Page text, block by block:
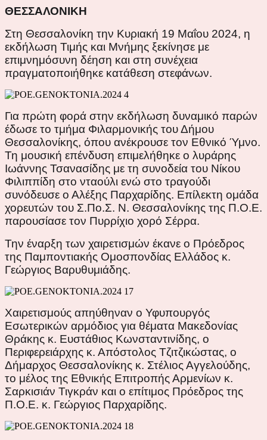
ΘΕΣΣΑΛΟΝΙΚΗ
Στη Θεσσαλονίκη την Κυριακή 19 Μαΐου 2024, η
εκδήλωση Τιμής και Μνήμης ξεκίνησε με
επιμνημόσυνη δέηση και στη συνέχεια
πραγματοποιήθηκε κατάθεση στεφάνων.
Για πρώτη φορά στην εκδήλωση δυναμικό παρών
έδωσε το τμήμα Φιλαρμονικής του Δήμου
Θεσσαλονίκης, όπου ανέκρουσε τον Εθνικό Ύμνο.
Τη μουσική επένδυση επιμελήθηκε ο λυράρης
Ιωάννης Τσανασίδης με τη συνοδεία του Νίκου
Φιλιππίδη στο νταούλι ενώ στο τραγούδι
συνόδευσε ο Αλέξης Παρχαρίδης. Επίλεκτη ομάδα
χορευτών του Σ.Πο.Σ. Ν. Θεσσαλονίκης της Π.Ο.Ε.
παρουσίασε τον Πυρρίχιο χορό Σέρρα.
Την έναρξη των χαιρετισμών έκανε ο Πρόεδρος
της Παμποντιακής Ομοσπονδίας Ελλάδος κ.
Γεώργιος Βαρυθυμιάδης.
Χαιρετισμούς απηύθηναν ο Υφυπουργός
Εσωτερικών αρμόδιος για θέματα Μακεδονίας
Θράκης κ. Ευστάθιος Κωνσταντινίδης, ο
Περιφερειάρχης κ. Απόστολος Τζιτζικώστας, ο
Δήμαρχος Θεσσαλονίκης κ. Στέλιος Αγγελούδης,
το μέλος της Εθνικής Επιτροπής Αρμενίων κ.
Σαρκισιάν Τιγκράν και ο επίτιμος Πρόεδρος της
Π.Ο.Ε. κ. Γεώργιος Παρχαρίδης.